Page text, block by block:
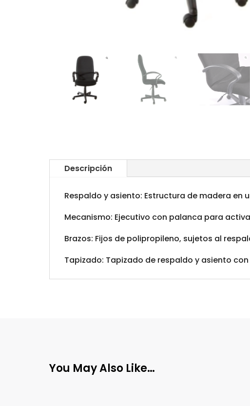
Descripción
Respaldo y asiento: Estructura de madera en
Mecanismo: Ejecutivo con palanca para
Brazos: Fijos de polipropileno, sujetos al
Tapizado: Tapizado de respaldo y asiento
You May Also Like…